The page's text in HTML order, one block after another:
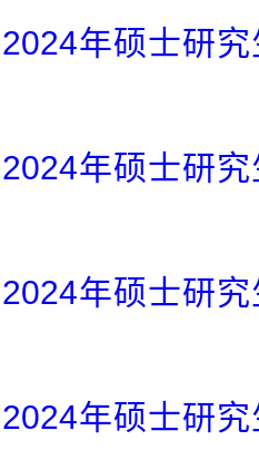
年硕士研
年硕士研
年硕士研
年硕士研